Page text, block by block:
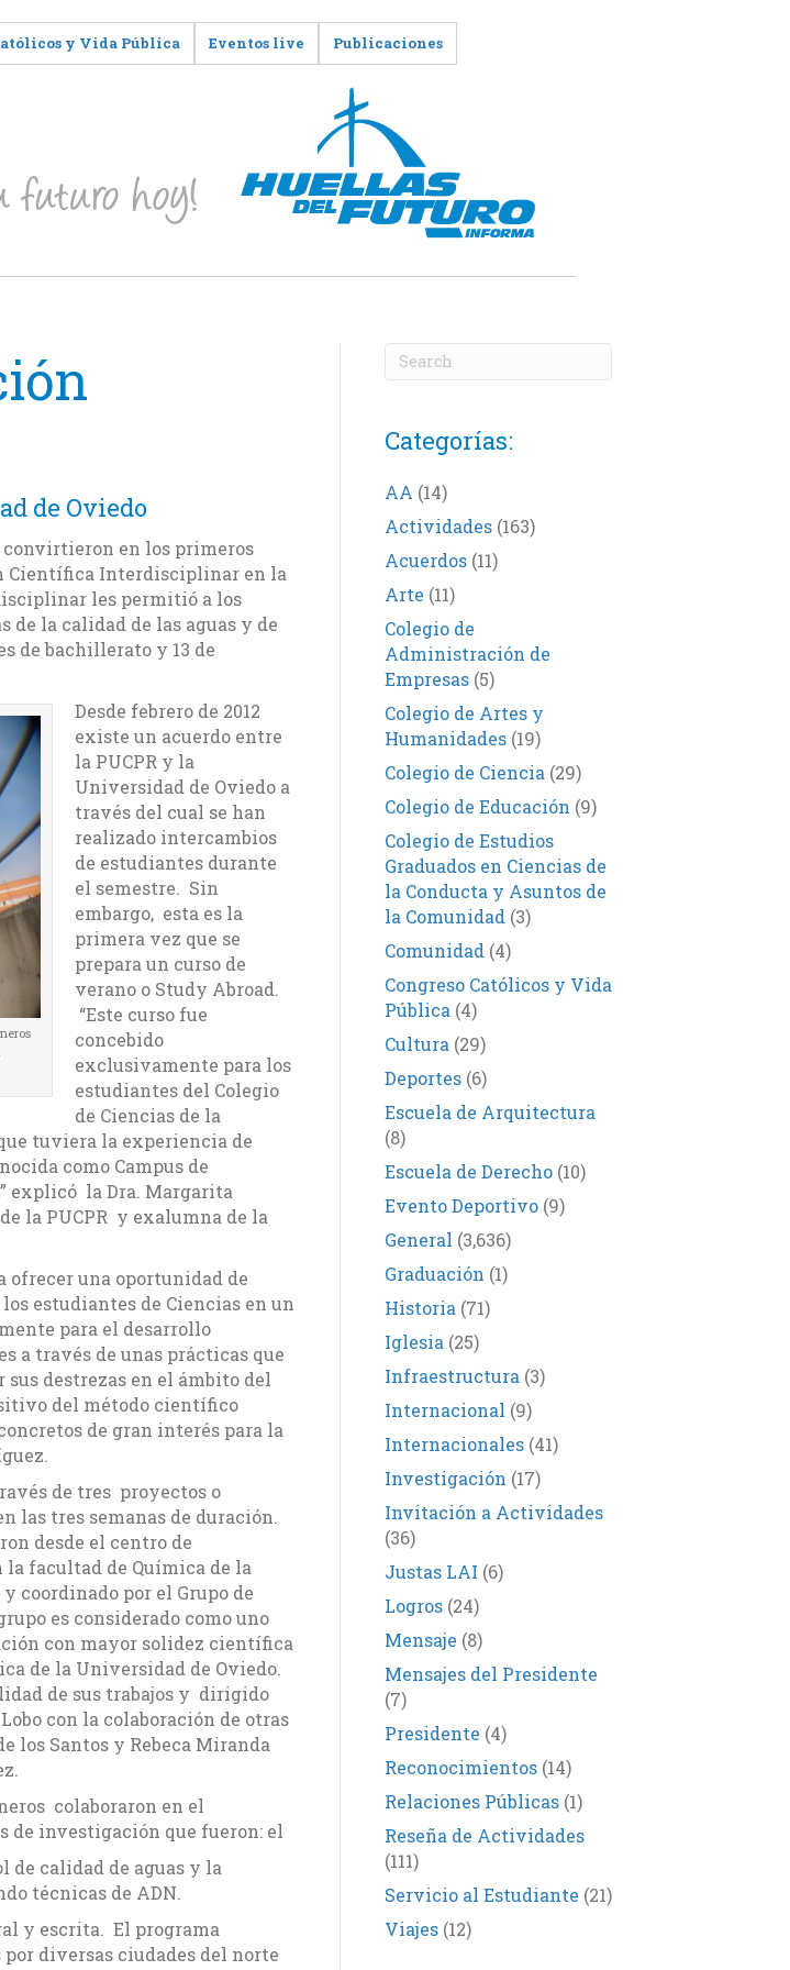
y Vida Pública Eventos live Publicaciones
de Oviedo
convirtieron en los primeros
Científica Interdisciplinar en la
les permitió a los
la calidad de las aguas y de
de bachillerato y 13 de
Desde febrero de 2012
existe un acuerdo entre
la PUCPR y la
Universidad de Oviedo a
través del cual se han
realizado intercambios
de estudiantes durante
el semestre. Sin
embargo, esta es la
primera vez que se
prepara un curso de
verano o Study Abroad.
“Este curso fue
concebido
exclusivamente para los
estudiantes del Colegio
de Ciencias de la
tuviera la experiencia de
como Campus de
explicó la Dra. Margarita
la PUCPR y exalumna de la
ofrecer una oportunidad de
estudiantes de Ciencias en un
para el desarrollo
a través de unas prácticas que
destrezas en el ámbito del
del método científico
de gran interés para la
de tres proyectos o
las tres semanas de duración.
desde el centro de
la facultad de Química de la
coordinado por el Grupo de
es considerado como uno
con mayor solidez científica
de la Universidad de Oviedo.
de sus trabajos y dirigido
con la colaboración de otras
los Santos y Rebeca Miranda
colaboraron en el
de investigación que fueron: el
de calidad de aguas y la
técnicas de ADN.
y escrita. El programa
diversas ciudades del norte
Categorías:
AA (14)
Actividades(163)
Acuerdos(11)
Arte (11)
Colegio de
Administración de
Empresas(5)
Colegio de Artes y
Humanidades(19)
Colegio de Ciencia (29)
Colegio de Educación (9)
Colegio de Estudios
Graduados en Ciencias de
la Conducta y Asuntos de
la Comunidad (3)
Comunidad (4)
Congreso Católicos y Vida
Pública (4)
Cultura (29)
Deportes(6)
Escuela de Arquitectura
(8)
Escuela de Derecho(10)
Evento Deportivo(9)
General (3,636)
Graduación (1)
Historia (71)
Iglesia (25)
Infraestructura (3)
Internacional (9)
Internacionales(41)
Investigación (17)
Invitación a Actividades
(36)
Justas LAI (6)
Logros(24)
Mensaje (8)
Mensajes del Presidente
(7)
Presidente (4)
Reconocimientos(14)
Relaciones Públicas(1)
Reseña de Actividades
(111)
Servicio al Estudiante (21)
Viajes(12)